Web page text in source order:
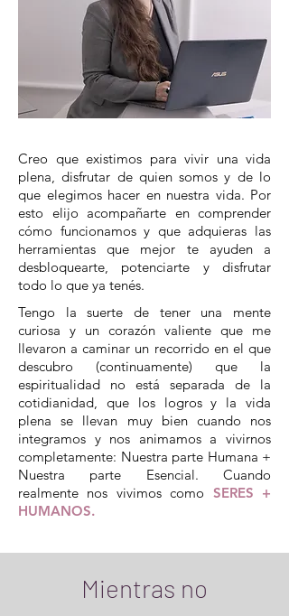
Creo que existimos para vivir una vida
plena, disfrutar de quien somos y de lo
que elegimos hacer en nuestra vida. Por
esto elijo acompañarte en comprender
cómo funcionamos y que adquieras las
herramientas que mejor te ayuden a
desbloquearte, potenciarte y disfrutar
todo lo que ya tenés.
Tengo la suerte de tener una mente
curiosa y un corazón valiente que me
llevaron a caminar un recorrido en el que
descubro (continuamente) que la
espiritualidad no está separada de la
cotidianidad, que los logros y la vida
plena se llevan muy bien cuando nos
integramos y nos animamos a vivirnos
completamente: Nuestra parte Humana +
Nuestra parte Esencial. Cuando
realmente nos vivimos como SERES +
HUMANOS.
Mientras no